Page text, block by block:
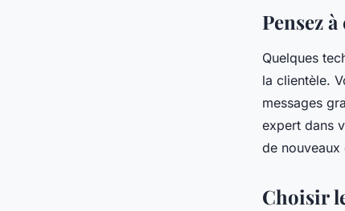
Pensez
Quelques
la clientèle.
messages
expert dans
de nouveaux
Choisir